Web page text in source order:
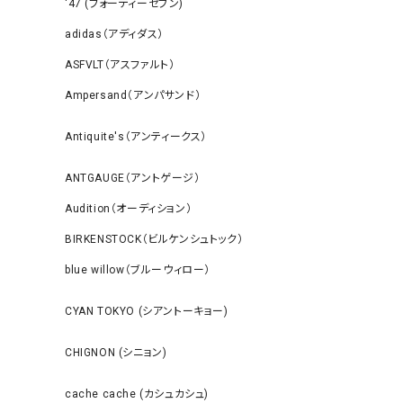
‘47 (フォーティーセブン)
adidas（アディダス）
ASFVLT（アスファルト）
Ampersand（アンパサンド）
Antiquite's（アンティークス）
ANTGAUGE（アントゲージ）
Audition（オーディション）
BIRKENSTOCK（ビルケンシュトック）
blue willow（ブルーウィロー）
CYAN TOKYO (シアントーキョー)
CHIGNON (シニョン)
cache cache (カシュカシュ)